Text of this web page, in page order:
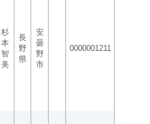
杉
本
智
美
長
野
県
安
曇
野
市
0000001211